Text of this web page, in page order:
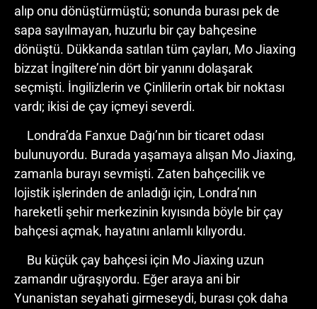
alıp onu dönüştürmüştü; sonunda burası pek de
sapa sayılmayan, huzurlu bir çay bahçesine
dönüştü. Dükkanda satılan tüm çayları, Mo Jiaxing
bizzat İngiltere’nin dört bir yanını dolaşarak
seçmişti. İngilizlerin ve Çinlilerin ortak bir noktası
vardı; ikisi de çay içmeyi severdi.
Londra’da Fanxue Dağı’nın bir ticaret odası
bulunuyordu. Burada yaşamaya alışan Mo Jiaxing,
zamanla burayı sevmişti. Zaten bahçecilik ve
lojistik işlerinden de anladığı için, Londra’nın
hareketli şehir merkezinin kıyısında böyle bir çay
bahçesi açmak, hayatını anlamlı kılıyordu.
Bu küçük çay bahçesi için Mo Jiaxing uzun
zamandır uğraşıyordu. Eğer araya ani bir
Yunanistan seyahati girmeseydi, burası çok daha